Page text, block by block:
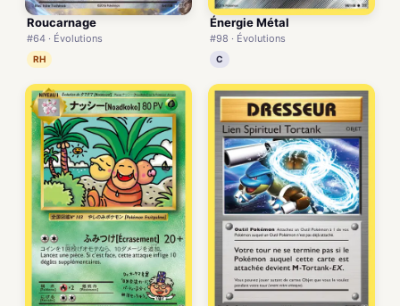
Roucarnage
#64 · Évolutions
RH
Énergie Métal
#98 · Évolutions
C